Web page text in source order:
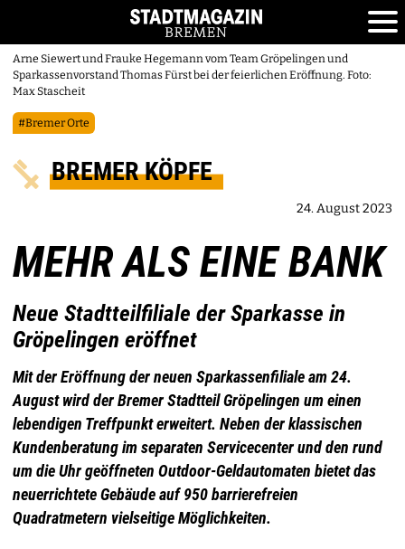
Arne Siewert und Frauke Hegemann vom Team Gröpelingen und
Sparkassenvorstand Thomas Fürst bei der feierlichen Eröffnung. Foto:
Max Stascheit
#Bremer Orte
BREMER KÖPFE
24. August 2023
MEHR ALS EINE BANK
Neue Stadtteilfiliale der Sparkasse in
Gröpelingen eröffnet
Mit der Eröffnung der neuen Sparkassenfiliale am 24.
August wird der Bremer Stadtteil Gröpelingen um einen
lebendigen Treffpunkt erweitert. Neben der klassischen
Kundenberatung im separaten Servicecenter und den rund
um die Uhr geöffneten Outdoor-Geldautomaten bietet das
neuerrichtete Gebäude auf 950 barrierefreien
Quadratmetern vielseitige Möglichkeiten.